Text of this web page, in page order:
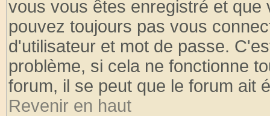
vous vous êtes enregistré et
pouvez toujours pas vous
d'utilisateur et mot de passe.
problème, si cela ne fonctionne
forum, il se peut que le forum ait
Revenir en haut